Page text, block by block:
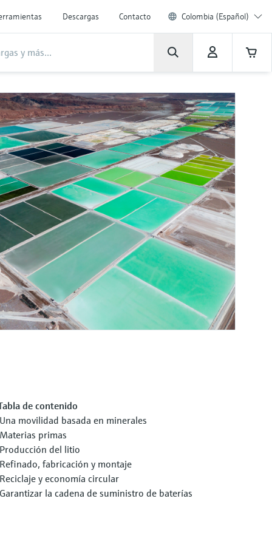
Descargas Contacto Colombia (Español)
de contenido
Una movilidad basada en minerales
Materias primas
Producción del litio
Refinado, fabricación y montaje
Reciclaje y economía circular
Garantizar la cadena de suministro de baterías